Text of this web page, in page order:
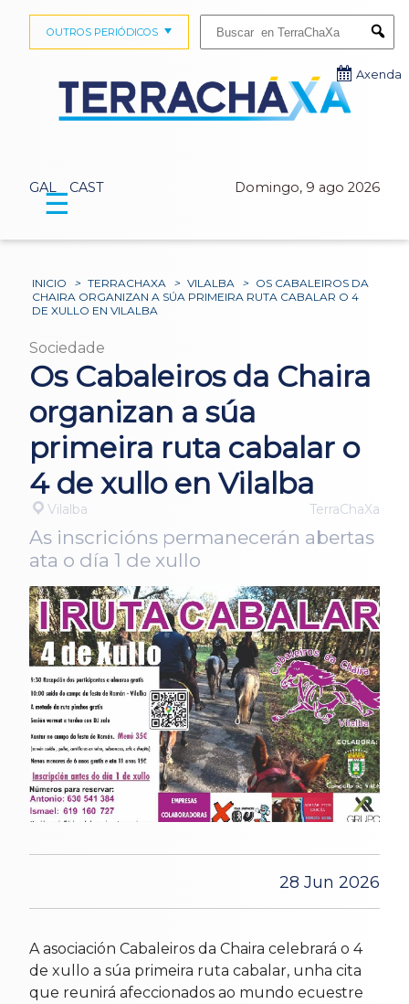
GAL CAST Domingo, 9 ago 2026
OUTROS PERIÓDICOS
Axenda
☰
INICIO > TERRACHAXA > VILALBA > OS CABALEIROS DA
CHAIRA ORGANIZAN A SÚA PRIMEIRA RUTA CABALAR O 4
DE XULLO EN VILALBA
Sociedade
Os Cabaleiros da Chaira
organizan a súa
primeira ruta cabalar o
4 de xullo en Vilalba
Vilalba TerraChaXa
As inscricións permanecerán abertas
ata o día 1 de xullo
28 Jun 2026
A asociación Cabaleiros da Chaira celebrará o 4
de xullo a súa primeira ruta cabalar, unha cita
que reunirá afeccionados ao mundo ecuestre